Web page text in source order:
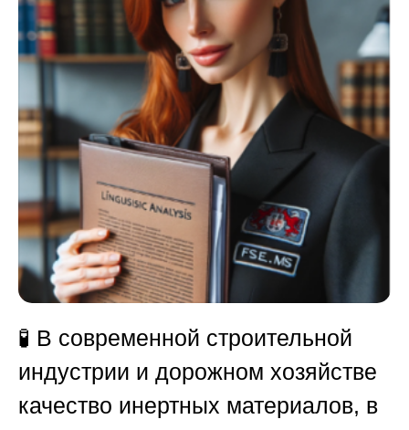
🧪 В современной строительной
индустрии и дорожном хозяйстве
качество инертных материалов, в